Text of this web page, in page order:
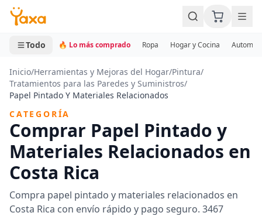
MINI CARRITO
0 productos
Todo 🔥 Lo más comprado Ropa Hogar y Cocina
Inicio/Herramientas y Mejoras del Hogar/Pintura/
Tratamientos para las Paredes y Suministros/
Papel Pintado Y Materiales Relacionados
CATEGORÍA
Comprar Papel Pintado y
Materiales Relacionados en
Costa Rica
Compra papel pintado y materiales relacionados en
Costa Rica con envío rápido y pago seguro. 3467